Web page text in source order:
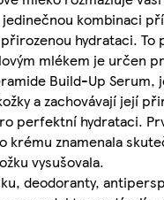
kombinaci
hydrataci.
mlékem je určen
Build-Up
a zachovávají její
perfektní hydrataci.
krému znamenala
vysušovala.
deodoranty,